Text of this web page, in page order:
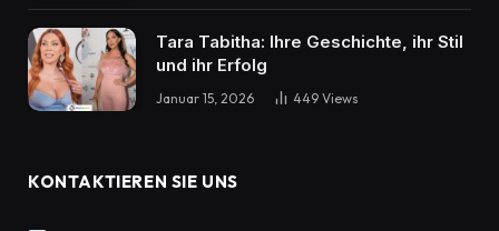
Tara Tabitha: Ihre Geschichte, ihr Stil
und ihr Erfolg
Januar 15, 2026 449 Views
KONTAKTIEREN SIE UNS